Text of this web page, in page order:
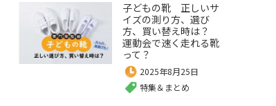
子どもの靴 正しいサ
イズの測り方、選び
方、買い替え時は？
運動会で速く走れる靴
って？
2025年8月25日
特集＆まとめ